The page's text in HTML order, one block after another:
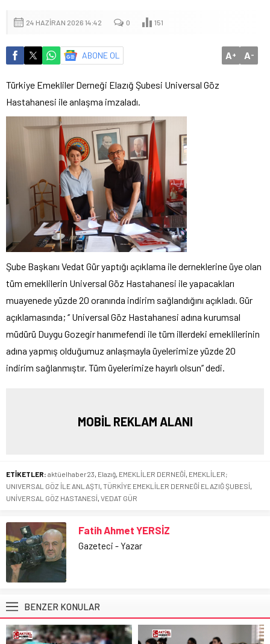
24 HAZIRAN 2026 14:42 0 151
ABONE OL A+ A-
Türkiye Emekliler Derneği Elazığ Şubesi Universal Göz
Hastahanesi ile anlaşma imzaladı.
Şube Başkanı Vedat Gür yaptığı açıklama ile derneklerine üye olan
tüm emeklilerin Universal Göz Hastahanesi ile yapacakları
muayenede yüzde 20 oranında indirim sağlandığını açıkladı. Gür
açıklamasında; ‘’ Universal Göz Hastahanesi adına kurumsal
müdürü Duygu Gozegir hanımefendi ile tüm illerdeki emeklilerinin
adına yapmış olduğumuz anlaşmayla üyelerimize yüzde 20
indirim sağlanmıştır. Tüm üyelerimize hayırlı olsun’’ dedi.
MOBİL REKLAM ALANI
ETİKETLER: aktüelhaber23, Elazığ, EMEKLİLER DERNEĞİ, EMEKLİLER;
UNIVERSAL GÖZ İLE ANLAŞTI, TÜRKİYE EMEKLİLER DERNEĞİ ELAZIĞ ŞUBESİ,
UNİVERSAL GÖZ HASTANESİ, VEDAT GÜR
Fatih Ahmet YERSİZ
Gazeteci - Yazar
BENZER KONULAR